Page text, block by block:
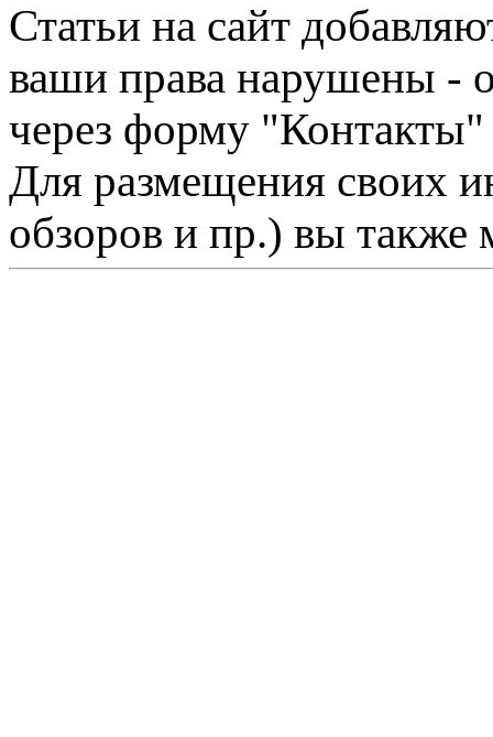
Статьи на сайт
ваши права нарушены -
через форму "Контакты"
Для размещения своих
обзоров и пр.) вы также